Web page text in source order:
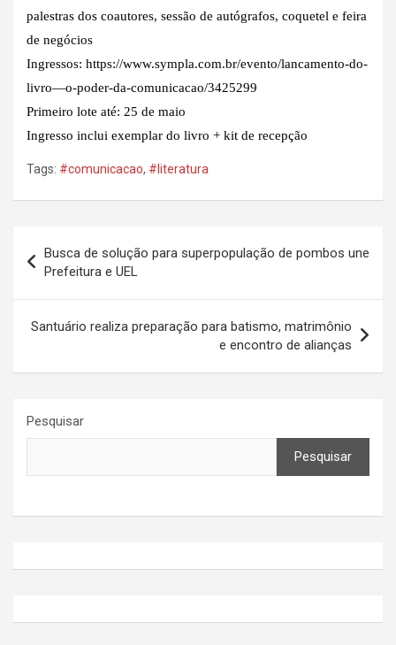
palestras dos coautores, sessão de autógrafos, coquetel e feira
de negócios
Ingressos: https://www.sympla.com.br/evento/lancamento-do-
livro—o-poder-da-comunicacao/3425299
Primeiro lote até: 25 de maio
Ingresso inclui exemplar do livro + kit de recepção
Tags: #comunicacao, #literatura
de
Post
Busca de solução para superpopulação de pombos une
Prefeitura e UEL
Santuário realiza preparação para batismo, matrimônio
e encontro de alianças
Pesquisar
Pesquisar